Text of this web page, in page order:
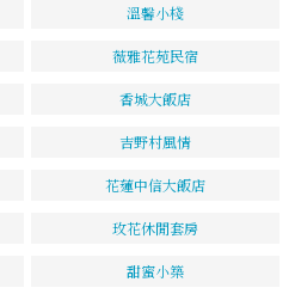
溫馨小棧
薇雅花苑民宿
香城大飯店
吉野村風情
花蓮中信大飯店
玫花休閒套房
甜蜜小築